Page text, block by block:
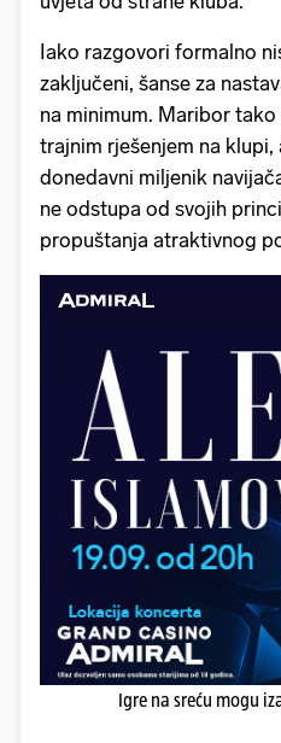
Iako razgovori formalno
zaključeni, šanse za
na minimum. Maribor
trajnim rješenjem na
donedavni miljenik
ne odstupa od svojih
propuštanja atraktivnog
Igre na sreću mogu